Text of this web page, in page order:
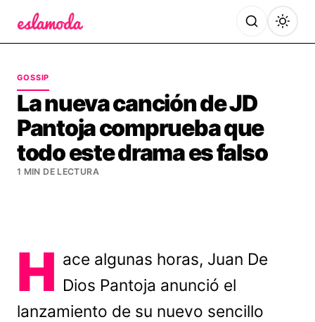
GOSSIP
La nueva canción de JD
Pantoja comprueba que
todo este drama es falso
1 MIN DE LECTURA
H ace algunas horas, Juan De
Dios Pantoja anunció el
lanzamiento de su nuevo sencillo